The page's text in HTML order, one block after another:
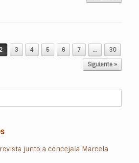
2 3 4 5 6 7 … 30
Siguiente »
junto a concejala Marcela